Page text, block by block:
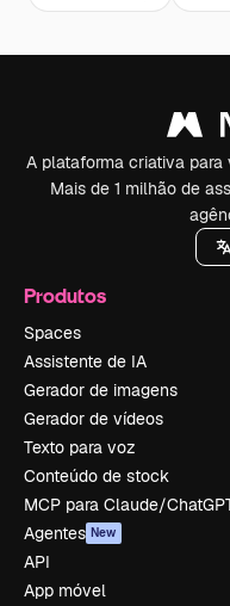
A plataforma criativa
Mais de 1 milhão de
Produtos
Spaces
Assistente de IA
Gerador de imagens
Gerador de vídeos
Texto para voz
Conteúdo de stock
MCP para Claude/
Agentes New
API
App móvel